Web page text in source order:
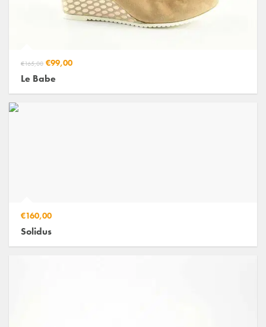
€165,00 €99,00
Le Babe
€160,00
Solidus